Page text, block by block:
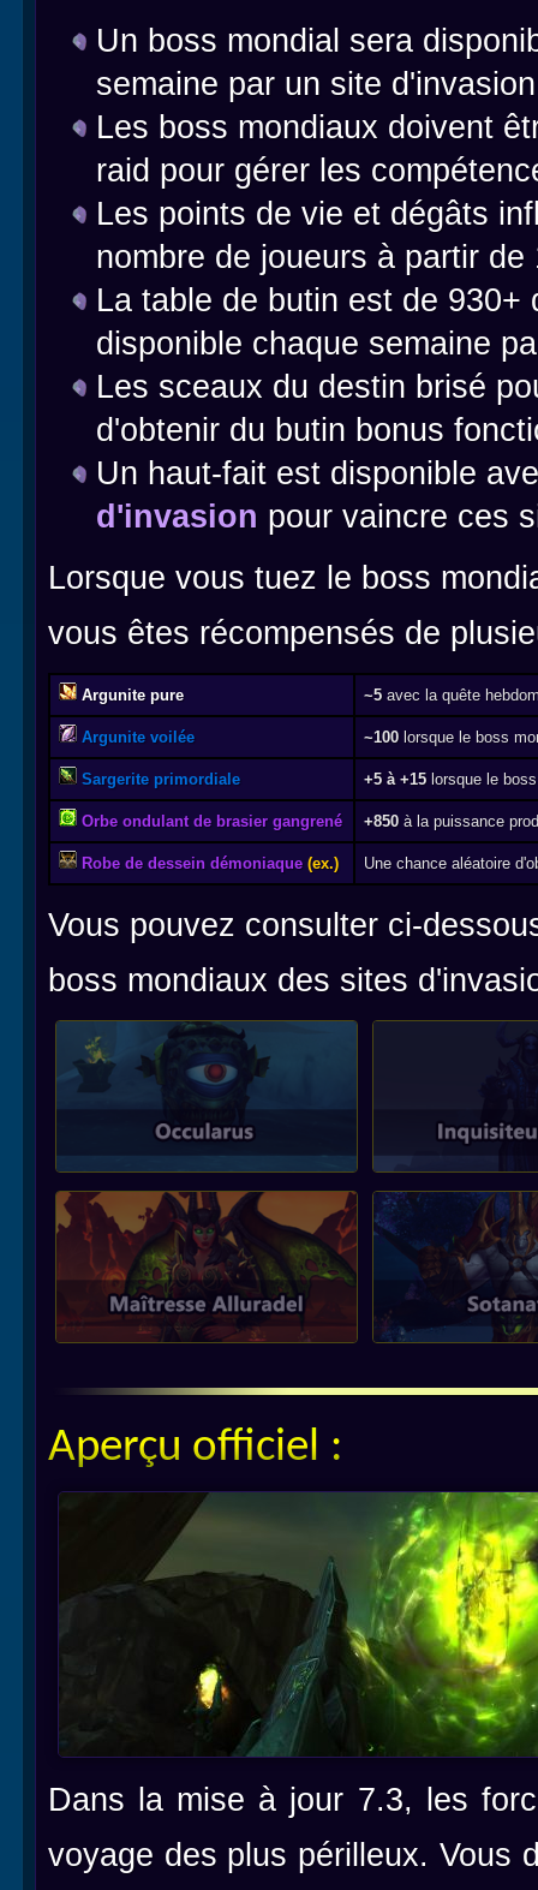
Un boss mondial sera
semaine par un site
Les boss mondiaux doivent
raid pour gérer les
Les points de vie et dégâts
nombre de joueurs à partir de
La table de butin est de
disponible chaque semaine
Les sceaux du destin brisé
d'obtenir du butin bonus
Un haut-fait est disponible
d'invasion pour vaincre ces
Lorsque vous tuez le boss
vous êtes récompensés de
Argunite pure ~5 avec la quête
Argunite voilée ~100lorsque le boss
Sargerite primordiale +5 à +15 lorsque le
Orbe ondulant de brasier gangrené +850à la puissance
Robe de dessein démoniaque (ex.) Une chance aléatoire
Vous pouvez consulter ci-
boss mondiaux des sites
Aperçu officiel :
Dans la mise à jour 7.3, les
voyage des plus périlleux. Vous